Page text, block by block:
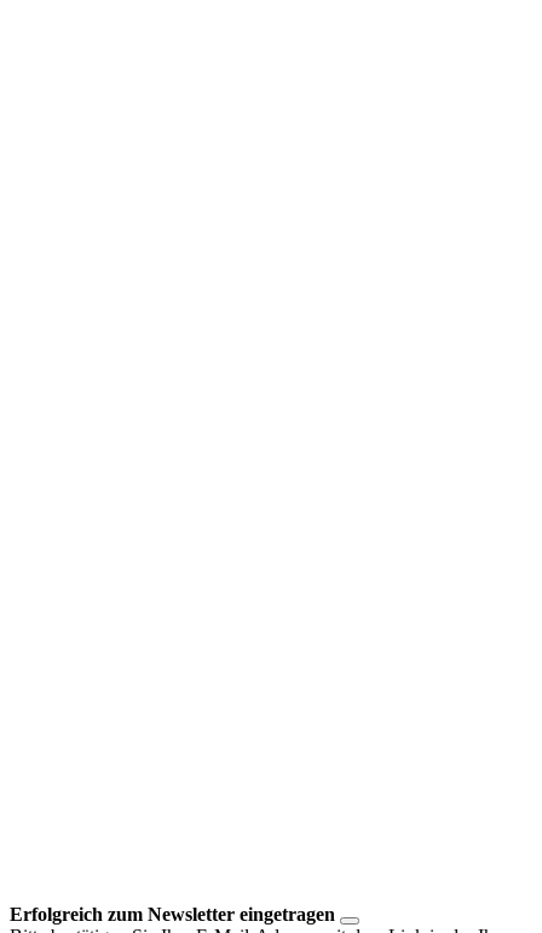
Erfolgreich zum Newsletter eingetragen